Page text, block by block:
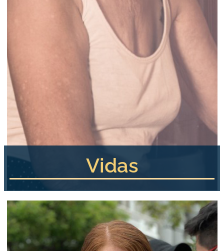
Vidas